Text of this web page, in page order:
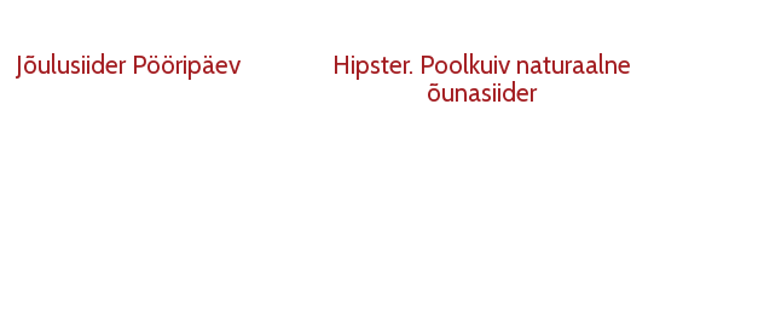
Jõulusiider Pööripäev
Hipster. Poolkuiv naturaalne
õunasiider